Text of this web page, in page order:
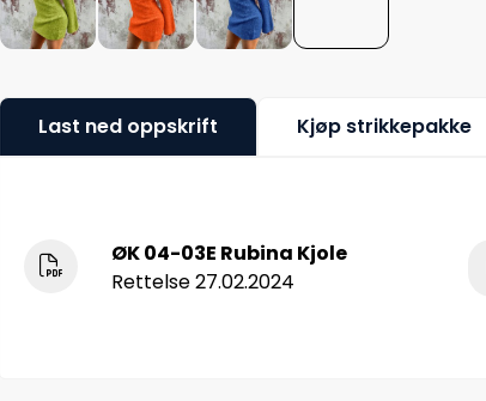
Last ned oppskrift Kjøp strikkepakke
ØK 04-03E Rubina Kjole
Rettelse 27.02.2024